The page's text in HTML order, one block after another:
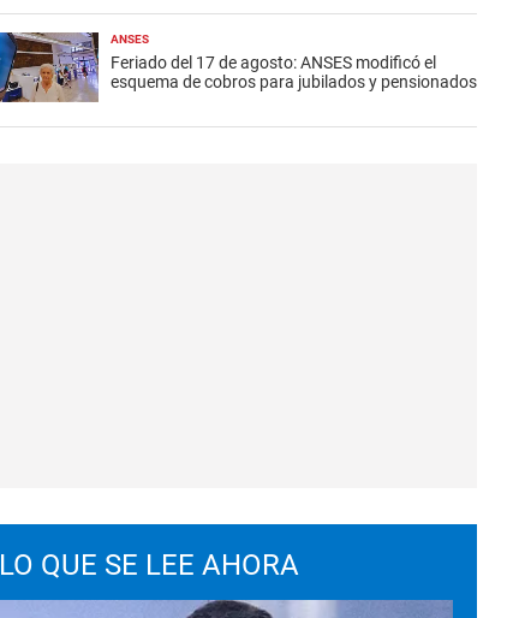
ANSES
Feriado del 17 de agosto: ANSES modificó el
esquema de cobros para jubilados y pensionados
LO QUE SE LEE AHORA